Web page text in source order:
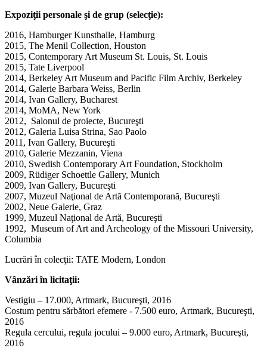
Expoziţii personale şi de grup (selecţie):
2016, Hamburger Kunsthalle, Hamburg
2015, The Menil Collection, Houston
2015, Contemporary Art Museum St. Louis, St. Louis
2015, Tate Liverpool
2014, Berkeley Art Museum and Pacific Film Archiv, Berkeley
2014, Galerie Barbara Weiss, Berlin
2014, Ivan Gallery, Bucharest
2014, MoMA, New York
2012, Salonul de proiecte, Bucureşti
2012, Galeria Luisa Strina, Sao Paolo
2011, Ivan Gallery, Bucureşti
2010, Galerie Mezzanin, Viena
2010, Swedish Contemporary Art Foundation, Stockholm
2009, Rüdiger Schoettle Gallery, Munich
2009, Ivan Gallery, Bucureşti
2007, Muzeul Naţional de Artă Contemporană, Bucureşti
2002, Neue Galerie, Graz
1999, Muzeul Naţional de Artă, Bucureşti
1992, Museum of Art and Archeology of the Missouri University,
Columbia
Lucrări în colecţii: TATE Modern, London
Vânzări în licitaţii:
Vestigiu – 17.000, Artmark, Bucureşti, 2016
Costum pentru sărbători efemere - 7.500 euro, Artmark, Bucureşti,
2016
Regula cercului, regula jocului – 9.000 euro, Artmark, Bucureşti,
2016